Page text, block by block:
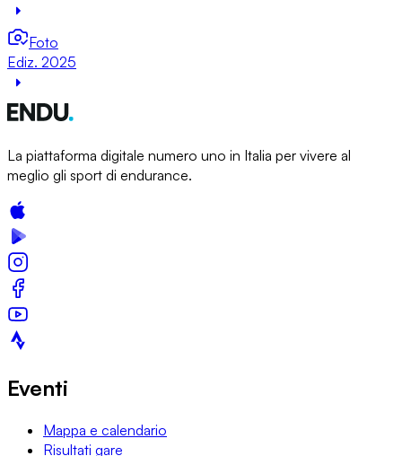
Foto
Ediz. 2025
La piattaforma digitale numero uno in Italia per vivere al
meglio gli sport di endurance.
Eventi
Mappa e calendario
Risultati gare